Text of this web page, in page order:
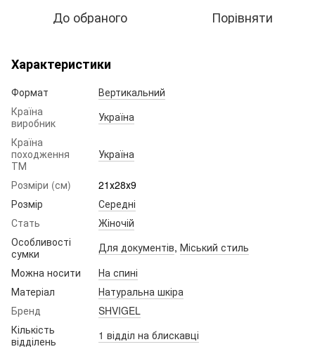
До обраного Порівняти
Характеристики
Формат
Вертикальний
Країна
виробник
Україна
Країна
походження
ТМ
Україна
Розміри (см)
21х28х9
Розмір
Середні
Стать
Жіночій
Особливості
сумки
Для документів, Міський стиль
Можна носити
На спині
Матеріал
Натуральна шкіра
Бренд
SHVIGEL
Кількість
відділень
1 відділ на блискавці